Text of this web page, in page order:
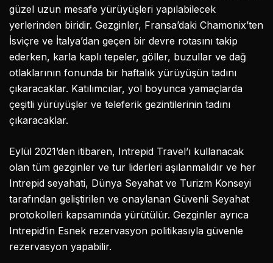
güzel uzun mesafe yürüyüşleri yapılabilecek
yerlerinden biridir. Gezginler, Fransa’daki Chamonix’ten
İsviçre ve İtalya’dan geçen bir devre rotasını takip
ederken, karla kaplı tepeler, göller, buzullar ve dağ
otlaklarının fonunda bir haftalık yürüyüşün tadını
çıkaracaklar. Katılımcılar, yol boyunca yamaçlarda
çeşitli yürüyüşler ve teleferik gezintilerinin tadını
çıkaracaklar.
Eylül 2021’den itibaren, Intrepid Travel’ı kullanacak
olan tüm gezginler ve tur liderleri aşılanmalıdır ve her
Intrepid seyahati, Dünya Seyahat ve Turizm Konseyi
tarafından geliştirilen ve onaylanan Güvenli Seyahat
protokolleri kapsamında yürütülür. Gezginler ayrıca
Intrepid’in Esnek rezervasyon politikasıyla güvenle
rezervasyon yapabilir.